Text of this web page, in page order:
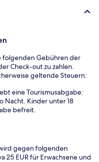
folgenden Gebühren der
Check-out zu zahlen.
geltende Steuern:
eine Tourismusabgabe:
Nacht. Kinder unter 18
befreit.
gegen folgenden
25 EUR für Erwachsene und